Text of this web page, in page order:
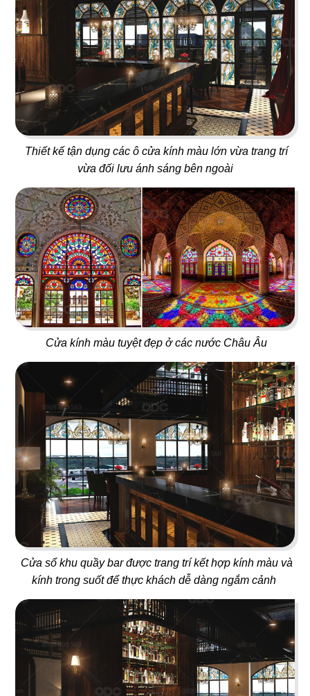
Thiết kế tận dụng các ô cửa kính màu lớn vừa trang trí
vừa đối lưu ánh sáng bên ngoài
Cửa kính màu tuyệt đẹp ở các nước Châu Âu
Cửa sổ khu quầy bar được trang trí kết hợp kính màu và
kính trong suốt để thực khách dễ dàng ngắm cảnh
Nhà hàng Cơm gà Nhà hàng Nhật
85
L'MANT NGUYỄN HUỆ
Café
86
SAIGON XƯA - BERLIN
Nhà hàng Việt
87
SUSHI OH
Sushi băng chuyền
88
GANGNAM ZONE
Bingsu & Cafe
89
CHEF MAMMA'S
Nhà hàng Ý
90
MARUKIN
Nhà hàng Nhật
HỶ LÂM MÔN
Bakery
92
AN HÒA
Nhà hàng Việt
93
CHU SUKI
Nhà hàng lẩu
94
AN KÝ
Mì hoa gia truyền